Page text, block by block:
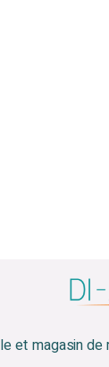
et magasin de